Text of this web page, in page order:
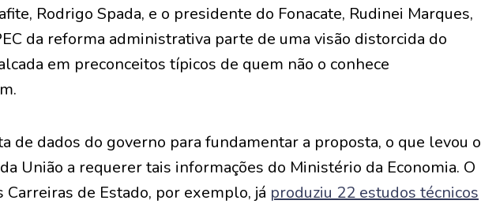
Rodrigo Spada, e o presidente do Fonacate, Rudinei Marques,
da reforma administrativa parte de uma visão distorcida do
em preconceitos típicos de quem não o conhece
de dados do governo para fundamentar a proposta, o que levou o
União a requerer tais informações do Ministério da Economia. O
Carreiras de Estado, por exemplo, já produziu 22 estudos técnicos